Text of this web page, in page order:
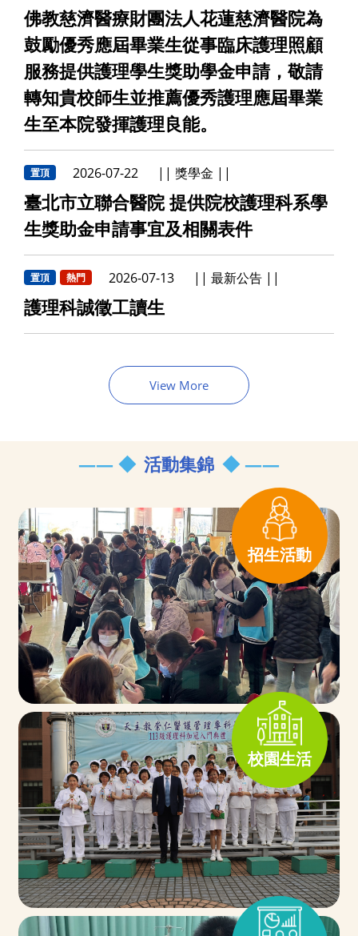
佛教慈濟醫療財團法人花蓮慈濟醫院為
鼓勵優秀應屆畢業生從事臨床護理照顧
服務提供護理學生獎助學金申請，敬請
轉知貴校師生並推薦優秀護理應屆畢業
生至本院發揮護理良能。
置頂 2026-07-22 獎學金
臺北市立聯合醫院 提供院校護理科系學
生獎助金申請事宜及相關表件
置頂 熱門 2026-07-13 最新公告
護理科誠徵工讀生
View More
活動集錦
招生活動
校園生活